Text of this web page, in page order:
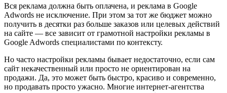
Вся реклама должна быть оплачена, и реклама в Google
Adwords не исключение. При этом за тот же бюджет можно
получить в десятки раз больше заказов или целевых действий
на сайте — все зависит от грамотной настройки рекламы в
Google Adwords специалистами по контексту.
Но часто настройки рекламы бывает недостаточно, если сам
сайт некачественный или просто не ориентирован на
продажи. Да, это может быть быстро, красиво и современно,
но продавать просто ужасно. Многие интернет-агентства